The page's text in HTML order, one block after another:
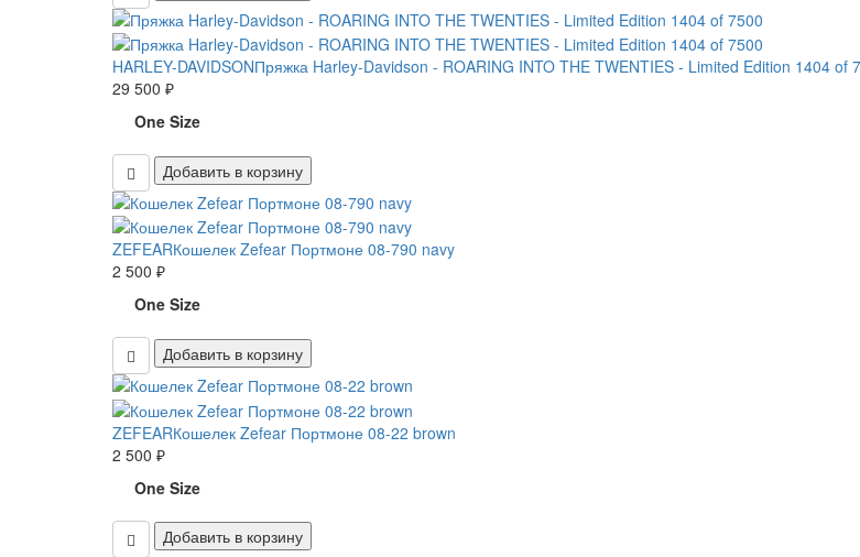
HARLEY-DAVIDSONПряжка Harley-Davidson - ROARING INTO THE TWENTIES - Limited Edition 1404 of
29 500 ₽
One Size
Добавить в корзину
ZEFEARКошелек Zefear Портмоне 08-790 navy
2 500 ₽
One Size
Добавить в корзину
ZEFEARКошелек Zefear Портмоне 08-22 brown
2 500 ₽
One Size
Добавить в корзину